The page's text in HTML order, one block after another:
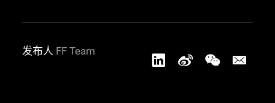
发布人 FF Team